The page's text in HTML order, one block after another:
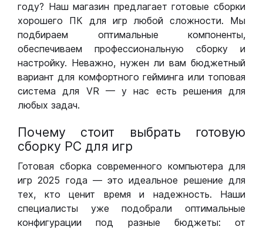
году? Наш магазин предлагает готовые сборки
хорошего ПК для игр любой сложности. Мы
подбираем оптимальные компоненты,
обеспечиваем профессиональную сборку и
настройку. Неважно, нужен ли вам бюджетный
вариант для комфортного гейминга или топовая
система для VR — у нас есть решения для
любых задач.
Почему стоит выбрать готовую
сборку РС для игр
Готовая сборка современного компьютера для
игр 2025 года — это идеальное решение для
тех, кто ценит время и надежность. Наши
специалисты уже подобрали оптимальные
конфигурации под разные бюджеты: от